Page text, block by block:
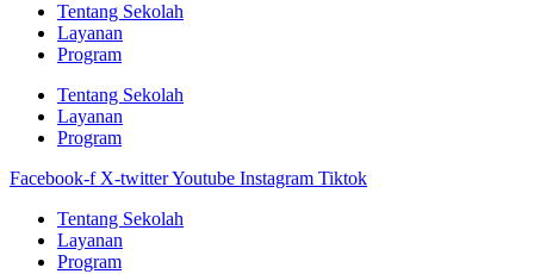
Tentang Sekolah
Layanan
Program
Tentang Sekolah
Layanan
Program
Facebook-f X-twitterYoutube Instagram Tiktok
Tentang Sekolah
Layanan
Program